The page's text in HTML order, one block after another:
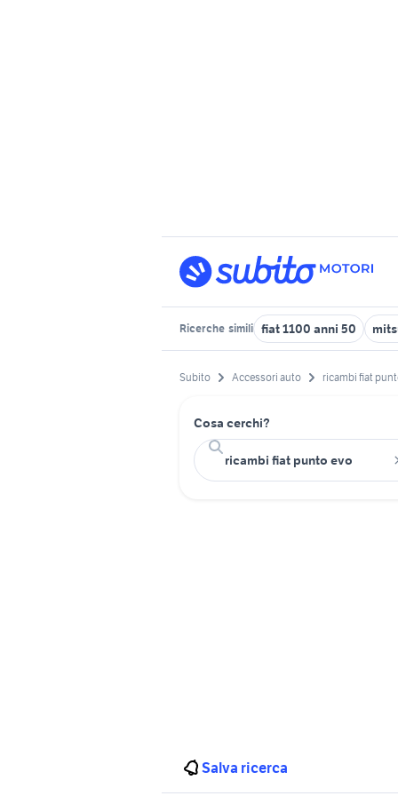
Ricerche simili fiat 1100 anni 50
Subito Accessori auto ricambi fiat
Cosa cerchi?
Salva ricerca